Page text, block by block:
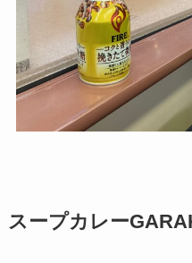
スープカレー